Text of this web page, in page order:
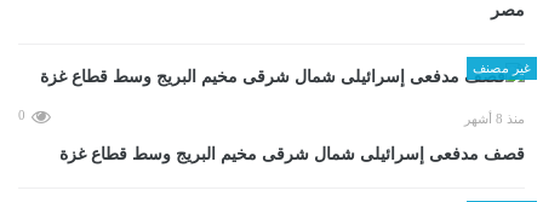
مصر
غير مصنف
منذ 8 أشهر 0
قصف مدفعى إسرائيلى شمال شرقى مخيم البريج وسط قطاع غزة